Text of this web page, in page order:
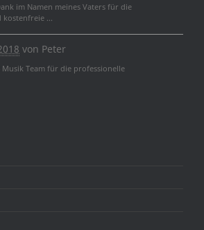
im Namen meines Vaters für die
...
von Peter
Musik Team für die professionelle